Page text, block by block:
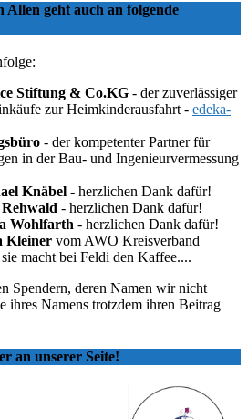
Allen geht auch an folgende
Stiftung & Co.KG - der zuverlässiger
zur Heimkinderausfahrt - edeka-
- der kompetenter Partner für
in der Bau- und Ingenieurvermessung
Knäbel - herzlichen Dank dafür!
- herzlichen Dank dafür!
Wohlfarth - herzlichen Dank dafür!
Kleiner vom AWO Kreisverband
macht bei Feldi den Kaffee....
Spendern, deren Namen wir nicht
ihres Namens trotzdem ihren Beitrag
an unserer Seite!